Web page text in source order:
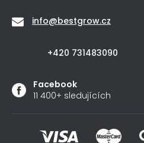
info@bestgrow.cz
+420 731483090
Facebook
11 400+ sledujících